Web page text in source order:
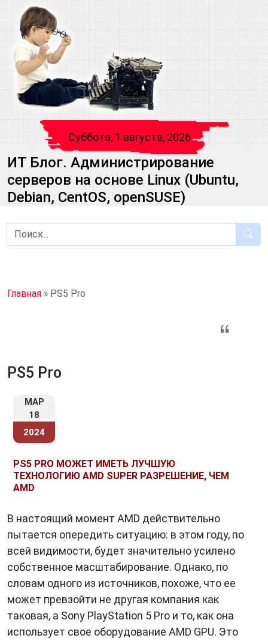
Суббота, 1 августа, 2026
ИТ Блог. Администрирование
серверов на основе Linux (Ubuntu,
Debian, CentOS, openSUSE)
Главная » PS5 Pro
PS5 Pro
МАР
18
2024
PS5 PRO МОЖЕТ ИМЕТЬ ЛУЧШУЮ
ТЕХНОЛОГИЮ AMD SUPER РАЗРЕШЕНИЕ, ЧЕМ
AMD
В настоящий момент AMD действительно
пытается опередить ситуацию: в этом году, по
всей видимости, будет значительно усилено
собственное масштабирование. Однако, по
словам одного из источников, похоже, что ее
может превзойти не другая компания как
таковая, а Sony PlayStation 5 Pro и то, как она
использует свое оборудование AMD GPU. Это